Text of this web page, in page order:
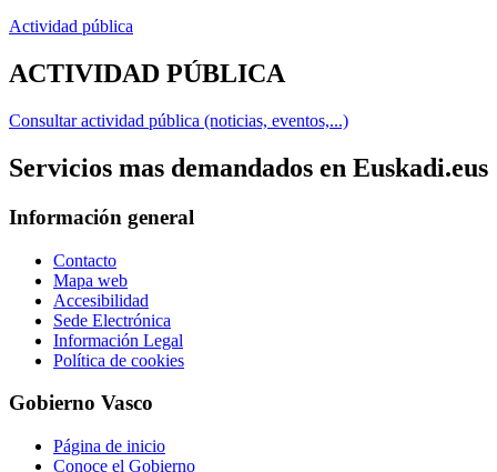
Actividad pública
ACTIVIDAD PÚBLICA
Consultar actividad pública (noticias, eventos,...)
Servicios mas demandados en Euskadi.eus
Información general
Contacto
Mapa web
Accesibilidad
Sede Electrónica
Información Legal
Política de cookies
Gobierno Vasco
Página de inicio
Conoce el Gobierno